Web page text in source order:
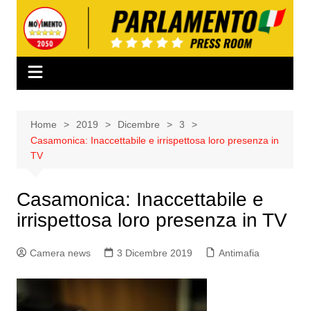
contenuto
Home 2019 Dicembre
3
Casamonica: Inaccettabile e irrispettosa loro presenza in
TV
Casamonica: Inaccettabile e
irrispettosa loro presenza in TV
Camera news 3 Dicembre 2019 Antimafia